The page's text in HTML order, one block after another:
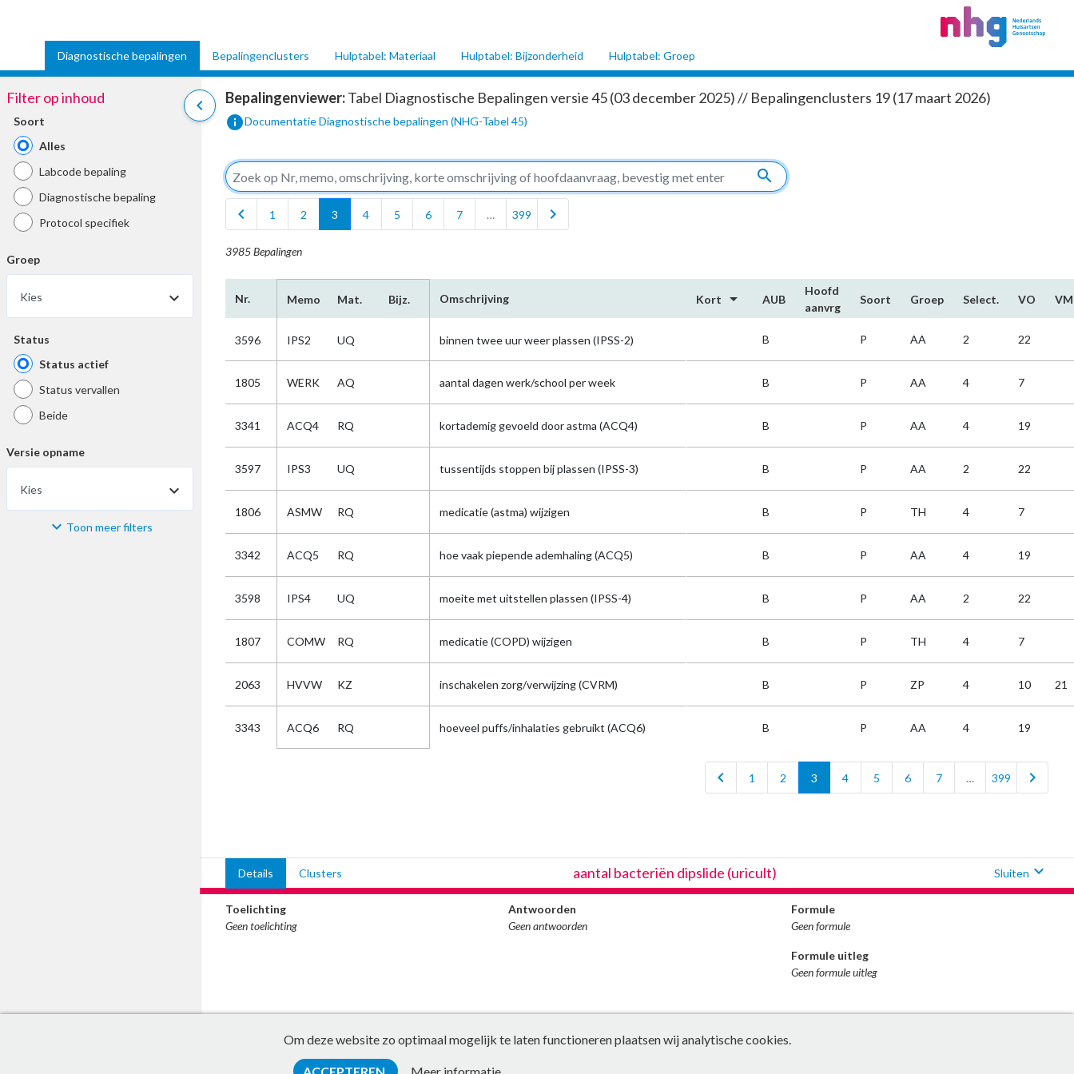
Diagnostische bepalingen Bepalingenclusters Hulptabel: Materiaal Hulptabel: Bijzonderheid Hulptabel: Groep
chevron_left
Filter op inhoud
Soort
Alles
Labcode bepaling
Diagnostische bepaling
Protocol specifiek
Groep
Kies
Status
Status actief
Status vervallen
Beide
Versie opname
Kies
Materiaal Toon meer filters
Bepalingenviewer:Tabel Diagnostische Bepalingen versie 45 (03 december 2025) // Bepalingenclusters 19 (17 maart 2026)
infoDocumentatie Diagnostische bepalingen (NHG-Tabel 45)
search
chevron_left
1 2 3 4 5 6 7 … 399 chevron_right
3985 Bepalingen
Nr. Memo Mat. Bijz. Omschrijving Kort arrow_drop_down AUB
Hoofd​
aanvrg
Soort Groep Select. VO VM
3596 IPS2 UQ binnen twee uur weer plassen (IPSS-2) B P AA 2 22
1805 WERK AQ aantal dagen werk/school per week B P AA 4 7
3341 ACQ4 RQ kortademig gevoeld door astma (ACQ4) B P AA 4 19
3597 IPS3 UQ tussentijds stoppen bij plassen (IPSS-3) B P AA 2 22
1806 ASMW RQ medicatie (astma) wijzigen B P TH 4 7
3342 ACQ5 RQ hoe vaak piepende ademhaling (ACQ5) B P AA 4 19
3598 IPS4 UQ moeite met uitstellen plassen (IPSS-4) B P AA 2 22
1807 COMW RQ medicatie (COPD) wijzigen B P TH 4 7
2063 HVVW KZ inschakelen zorg/verwijzing (CVRM) B P ZP 4 10 21
3343 ACQ6 RQ hoeveel puffs/inhalaties gebruikt (ACQ6) B P AA 4 19
chevron_left 1 2 3 4 5 6 7 … 399 chevron_right
Details Clusters aantal bacteriën dipslide (uricult) Sluiten expand_more
Toelichting
Geen toelichting
Antwoorden
Geen antwoorden
Formule
Geen formule
Formule uitleg
Geen formule uitleg
Om deze website zo optimaal mogelijk te laten functioneren plaatsen wij analytische cookies.